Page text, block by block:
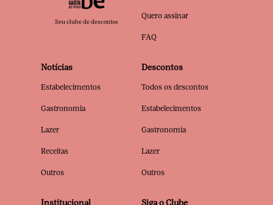
Seu clube de descontos
Quero assinar
FAQ
Notícias
Estabelecimentos
Gastronomia
Lazer
Receitas
Outros
Descontos
Todos os descontos
Estabelecimentos
Gastronomia
Lazer
Outros